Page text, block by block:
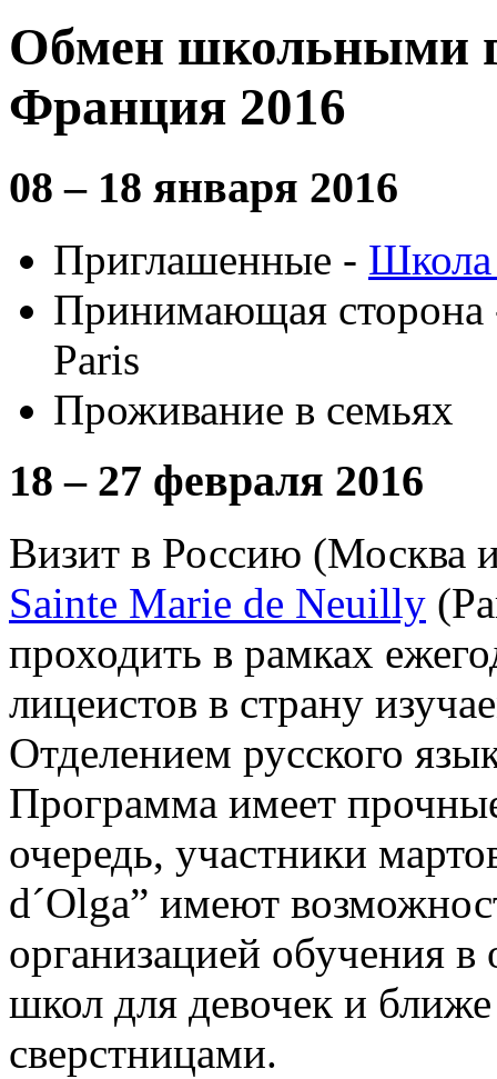
Обмен школьными
Франция 2016
08 – 18 января 2016
Приглашенные -
Принимающая
Paris
Проживание в семьях
18 – 27 февраля 2016
Визит в Россию (Москва
Sainte Marie de Neuilly
проходить в рамках
лицеистов в страну
Отделением русского
Программа имеет
очередь, участники
d´Olga” имеют
организацией обучения
школ для девочек и
сверстницами.